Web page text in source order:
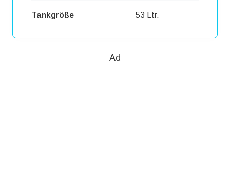
Tankgröße 53 Ltr.
Ad